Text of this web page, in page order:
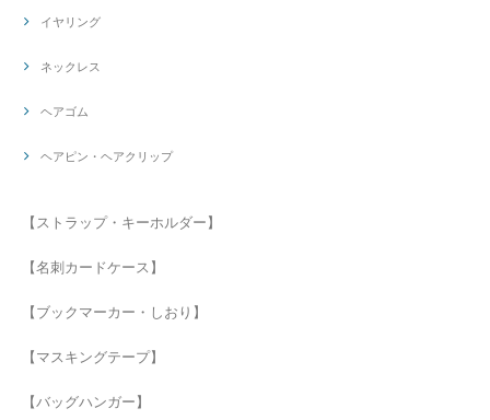
イヤリング
ネックレス
ヘアゴム
ヘアピン・ヘアクリップ
【ストラップ・キーホルダー】
【名刺カードケース】
【ブックマーカー・しおり】
【マスキングテープ】
【バッグハンガー】